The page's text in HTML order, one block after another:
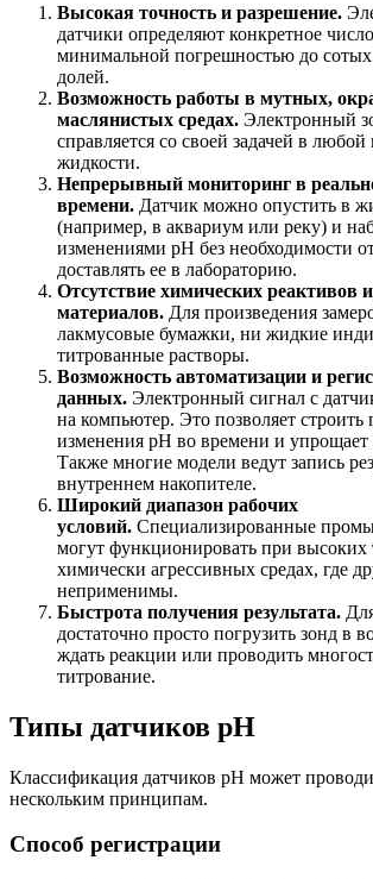
Высокая точность и разрешение.
датчики определяют конкретное
минимальной погрешностью до
долей.
Возможность работы в мутных,
маслянистых средах. Электронный
справляется со своей задачей в любой
жидкости.
Непрерывный мониторинг в
времени. Датчик можно опустить в
(например, в аквариум или реку) и
изменениями pH без необходимости
доставлять ее в лабораторию.
Отсутствие химических реактивов
материалов. Для произведения
лакмусовые бумажки, ни жидкие
титрованные растворы.
Возможность автоматизации и
данных. Электронный сигнал с
на компьютер. Это позволяет строить
изменения pH во времени и упрощает
Также многие модели ведут запись
внутреннем накопителе.
Широкий диапазон рабочих
условий. Специализированные
могут функционировать при высоких
химически агрессивных средах, где
неприменимы.
Быстрота получения результата.
достаточно просто погрузить зонд в
ждать реакции или проводить
титрование.
Типы датчиков pH
Классификация датчиков pH может
нескольким принципам.
Способ регистрации